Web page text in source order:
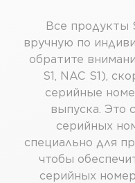
Все продукты
вручную по
обратите
S1, NAC S1),
серийные
выпуска. Это
серийных
специально для
чтобы
серийных